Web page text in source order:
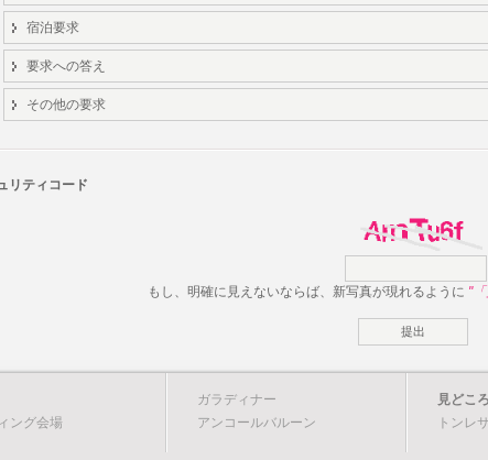
宿泊要求
要求への答え
その他の要求
リティコード
もし、明確に見えないならば、新写真が現れるように "
ング会場
ガラディナー
アンコールバルーン
見どころ
トンレ